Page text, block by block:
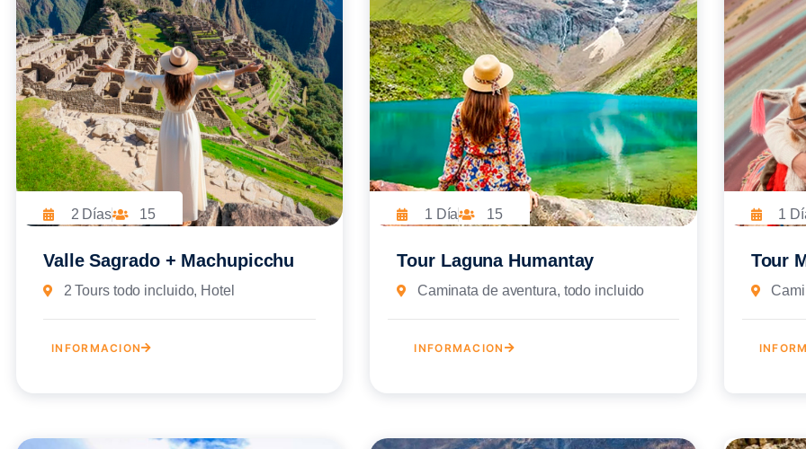
2 Días 15
Valle Sagrado + Machupicchu
2 Tours todo incluido, Hotel
INFORMACION
1 Día 15
Tour Laguna Humantay
Caminata de aventura, todo incluido
INFORMACION
1
Tour